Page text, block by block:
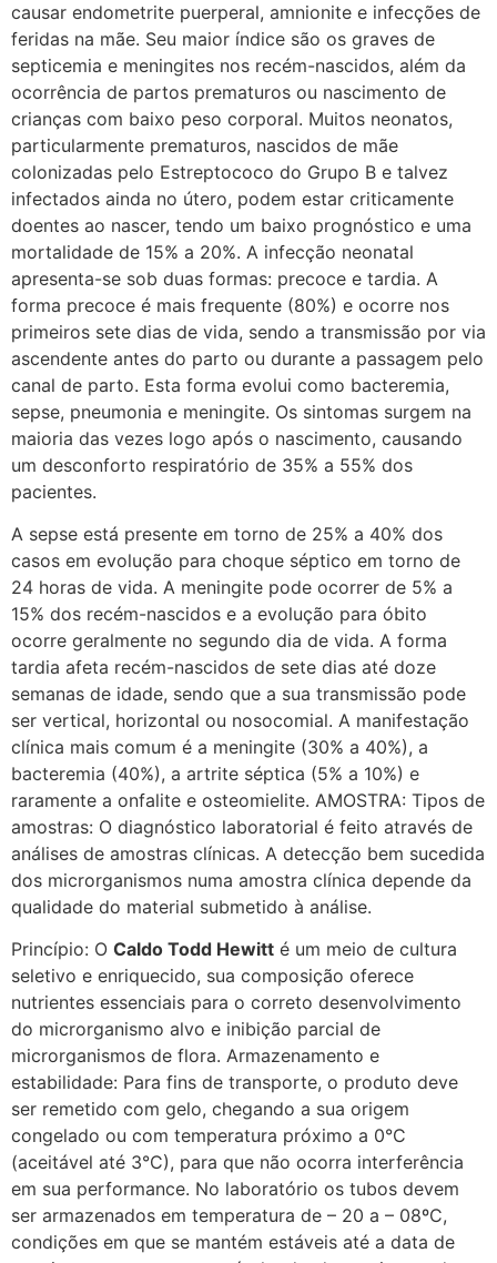
causar endometrite puerperal, amnionite e infecções de
feridas na mãe. Seu maior índice são os graves de
septicemia e meningites nos recém-nascidos, além da
ocorrência de partos prematuros ou nascimento de
crianças com baixo peso corporal. Muitos neonatos,
particularmente prematuros, nascidos de mãe
colonizadas pelo Estreptococo do Grupo B e talvez
infectados ainda no útero, podem estar criticamente
doentes ao nascer, tendo um baixo prognóstico e uma
mortalidade de 15% a 20%. A infecção neonatal
apresenta-se sob duas formas: precoce e tardia. A
forma precoce é mais frequente (80%) e ocorre nos
primeiros sete dias de vida, sendo a transmissão por via
ascendente antes do parto ou durante a passagem pelo
canal de parto. Esta forma evolui como bacteremia,
sepse, pneumonia e meningite. Os sintomas surgem na
maioria das vezes logo após o nascimento, causando
um desconforto respiratório de 35% a 55% dos
pacientes.
A sepse está presente em torno de 25% a 40% dos
casos em evolução para choque séptico em torno de
24 horas de vida. A meningite pode ocorrer de 5% a
15% dos recém-nascidos e a evolução para óbito
ocorre geralmente no segundo dia de vida. A forma
tardia afeta recém-nascidos de sete dias até doze
semanas de idade, sendo que a sua transmissão pode
ser vertical, horizontal ou nosocomial. A manifestação
clínica mais comum é a meningite (30% a 40%), a
bacteremia (40%), a artrite séptica (5% a 10%) e
raramente a onfalite e osteomielite. AMOSTRA: Tipos de
amostras: O diagnóstico laboratorial é feito através de
análises de amostras clínicas. A detecção bem sucedida
dos microrganismos numa amostra clínica depende da
qualidade do material submetido à análise.
Princípio: O Caldo Todd Hewitt é um meio de cultura
seletivo e enriquecido, sua composição oferece
nutrientes essenciais para o correto desenvolvimento
do microrganismo alvo e inibição parcial de
microrganismos de flora. Armazenamento e
estabilidade: Para fins de transporte, o produto deve
ser remetido com gelo, chegando a sua origem
congelado ou com temperatura próximo a 0°C
(aceitável até 3°C), para que não ocorra interferência
em sua performance. No laboratório os tubos devem
ser armazenados em temperatura de – 20 a – 08ºC,
condições em que se mantém estáveis até a data de